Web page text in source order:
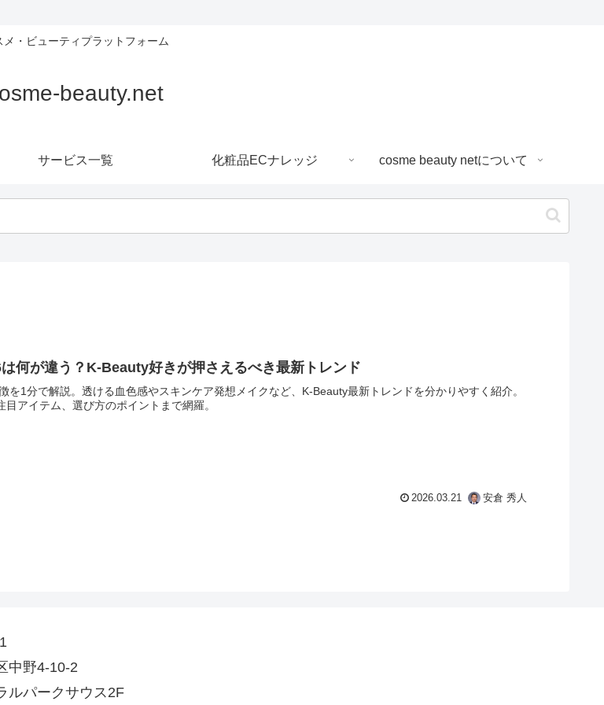
メ・ビューティプラットフォーム
beauty.net
サービス一覧 化粧品ECナレッジ cosme beauty netについて
何が違う？K-Beauty好きが押さえるべき最新トレンド
を1分で解説。透ける血色感やスキンケア発想メイクなど、K-Beauty最新トレンドを分かりやすく紹介。
目アイテム、選び方のポイントまで網羅。
2026.03.21 安倉 秀人
中野4-10-2
ルパークサウス2F